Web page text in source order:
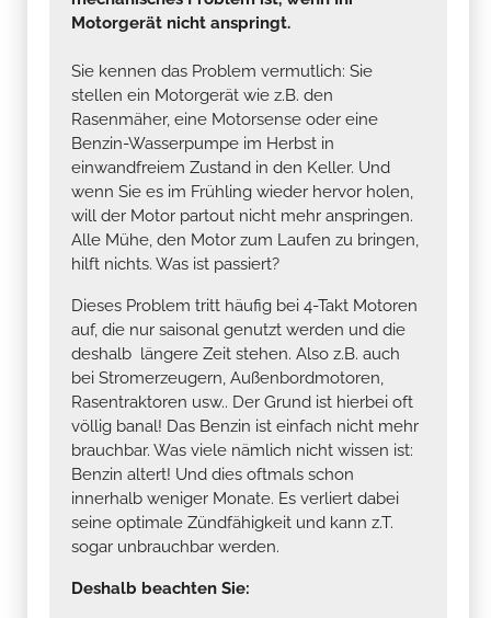
Motorgerät nicht anspringt.
Sie kennen das Problem vermutlich: Sie
stellen ein Motorgerät wie z.B. den
Rasenmäher, eine Motorsense oder eine
Benzin-Wasserpumpe im Herbst in
einwandfreiem Zustand in den Keller. Und
wenn Sie es im Frühling wieder hervor holen,
will der Motor partout nicht mehr anspringen.
Alle Mühe, den Motor zum Laufen zu bringen,
hilft nichts. Was ist passiert?
Dieses Problem tritt häufig bei 4-Takt Motoren
auf, die nur saisonal genutzt werden und die
deshalb längere Zeit stehen. Also z.B. auch
bei Stromerzeugern, Außenbordmotoren,
Rasentraktoren usw.. Der Grund ist hierbei oft
völlig banal! Das Benzin ist einfach nicht mehr
brauchbar. Was viele nämlich nicht wissen ist:
Benzin altert! Und dies oftmals schon
innerhalb weniger Monate. Es verliert dabei
seine optimale Zündfähigkeit und kann z.T.
sogar unbrauchbar werden.
Deshalb beachten Sie: